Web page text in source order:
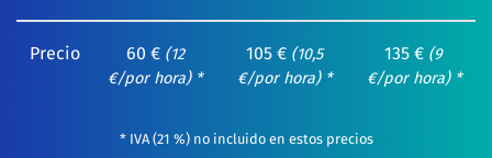
Precio 60 € (12
€/por hora) *
105 € (10,5
€/por hora) *
135 € (9
€/por hora) *
* IVA (21 %) no incluido en estos precios